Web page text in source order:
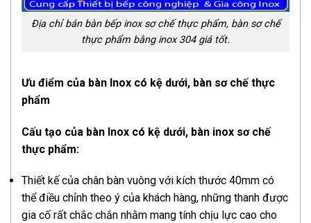
Địa chỉ bán bàn bếp inox sơ chế thực phẩm, bàn sơ chế
thực phẩm bằng inox 304 giá tốt.
Ưu điểm của bàn Inox có kệ dưới, bàn sơ chế thực
phẩm
Cấu tạo của bàn Inox có kệ dưới, bàn inox sơ chế
thực phẩm:
Thiết kế của chân bàn vuông với kích thước 40mm có
thể điều chỉnh theo ý của khách hàng, những thanh được
gia cố rất chắc chắn nhằm mang tính chịu lực cao cho